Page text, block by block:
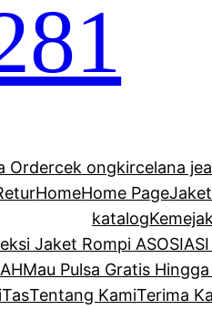
Ordercek ongkircelana
HomeHome PageJaket
katalogKemeja
Jaket Rompi
Mau Pulsa Gratis
TasTentang KamiTerima